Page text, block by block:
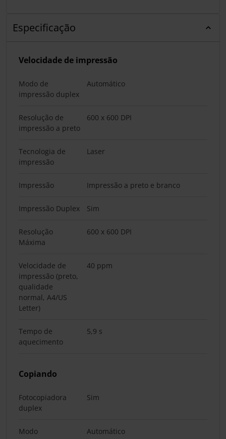
Especificação
Velocidade de impressão
Modo de
impressão duplex
Automático
Resolução de
impressão a preto
600 x 600 DPI
Tecnologia de
impressão
Laser
Impressão Impressão a preto e branco
Impressão Duplex Sim
Resolução
Máxima
600 x 600 DPI
Velocidade de
impressão (preto,
qualidade
normal, A4/US
Letter)
40 ppm
Tempo de
aquecimento
5,9 s
Copiando
Fotocopiadora
duplex
Sim
Modo
Automático